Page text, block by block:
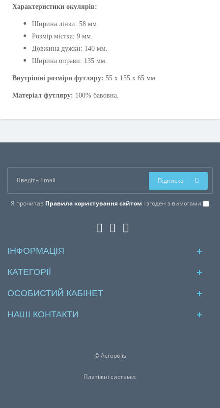
Характеристики окулярів:
Ширина лінзи: 58 мм.
Розмір містка: 9 мм.
Довжина дужки: 140 мм.
Ширина оправи: 135 мм.
Внутрішні розміри футляру: 55 х 155 х 65 мм.
Матеріал футляру: 100% бавовна.
Я прочитав Правила користування сайтом і згоден з вимогами
Підписка
ІНФОРМАЦІЯ
КАТЕГОРІЇ
ОСОБИСТИЙ КАБІНЕТ
НАШІ КОНТАКТИ
© Acropolis
Платіжні системи: